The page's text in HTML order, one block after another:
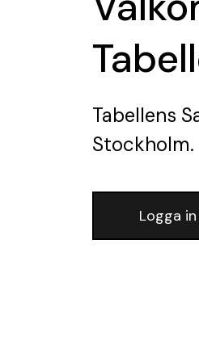
Tabellens
Stockholm.
Logga in